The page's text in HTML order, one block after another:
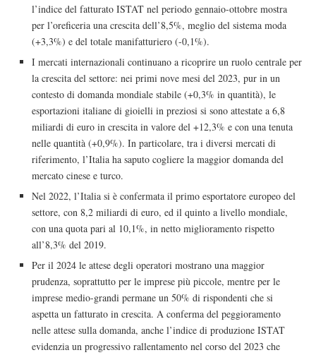
l’indice del fatturato ISTAT nel periodo gennaio-ottobre mostra
per l’oreficeria una crescita dell’8,5%, meglio del sistema moda
(+3,3%) e del totale manifatturiero (-0,1%).
I mercati internazionali continuano a ricoprire un ruolo centrale per
la crescita del settore: nei primi nove mesi del 2023, pur in un
contesto di domanda mondiale stabile (+0,3% in quantità), le
esportazioni italiane di gioielli in preziosi si sono attestate a 6,8
miliardi di euro in crescita in valore del +12,3% e con una tenuta
nelle quantità (+0,9%). In particolare, tra i diversi mercati di
riferimento, l’Italia ha saputo cogliere la maggior domanda del
mercato cinese e turco.
Nel 2022, l’Italia si è confermata il primo esportatore europeo del
settore, con 8,2 miliardi di euro, ed il quinto a livello mondiale,
con una quota pari al 10,1%, in netto miglioramento rispetto
all’8,3% del 2019.
Per il 2024 le attese degli operatori mostrano una maggior
prudenza, soprattutto per le imprese più piccole, mentre per le
imprese medio-grandi permane un 50% di rispondenti che si
aspetta un fatturato in crescita. A conferma del peggioramento
nelle attese sulla domanda, anche l’indice di produzione ISTAT
evidenzia un progressivo rallentamento nel corso del 2023 che